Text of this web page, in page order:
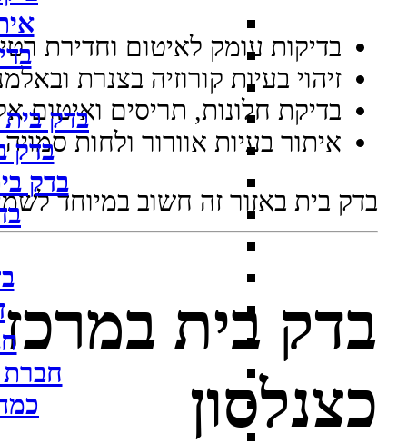
בדק
בדק
בדק
בדיקות עומק לאיטום וחדירת
זיהוי בעיות קורוזיה בצנרת
בדיקת חלונות, תריסים ואיטום
איתור בעיות אוורור ולחות סמויה
בדק בית באזור זה חשוב במיוחד
בדק בית
כצנלסון